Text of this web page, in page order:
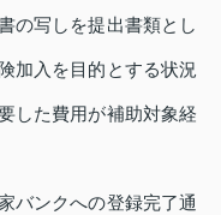
の写しを提出書類とし
加入を目的とする状況
した費用が補助対象経
バンクへの登録完了通